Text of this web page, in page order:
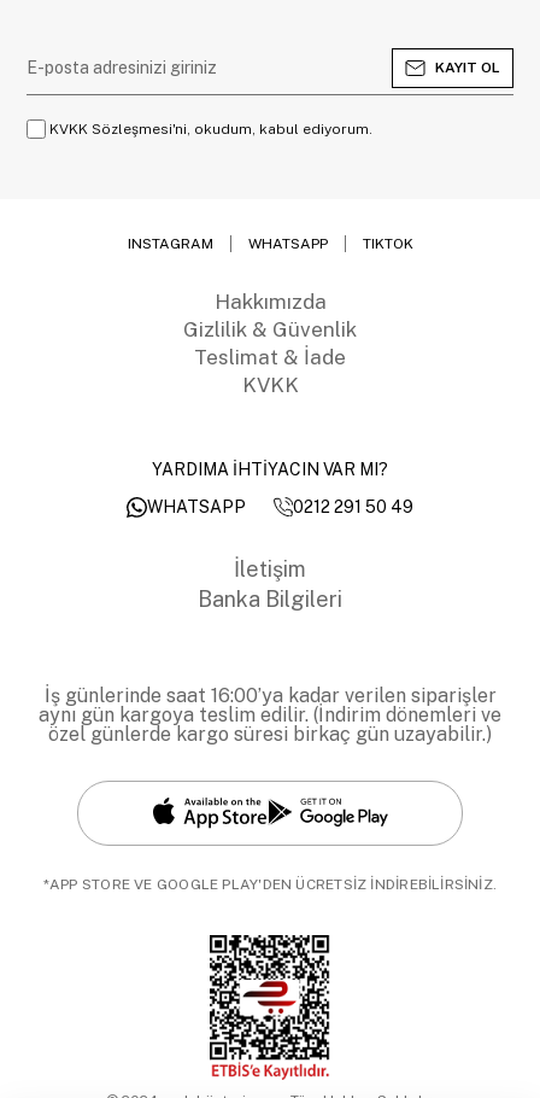
KAYIT OL
KVKK Sözleşmesi'ni, okudum, kabul ediyorum.
INSTAGRAM WHATSAPP TIKTOK
Hakkımızda
Gizlilik & Güvenlik
Teslimat & İade
KVKK
YARDIMA İHTİYACIN VAR MI?
WHATSAPP
0212 291 50 49
İletişim
Banka Bilgileri
İş günlerinde saat 16:00’ya kadar verilen siparişler
aynı gün kargoya teslim edilir. (İndirim dönemleri ve
özel günlerde kargo süresi birkaç gün uzayabilir.)
*APP STORE VE GOOGLE PLAY'DEN ÜCRETSİZ İNDİREBİLİRSİNİZ.